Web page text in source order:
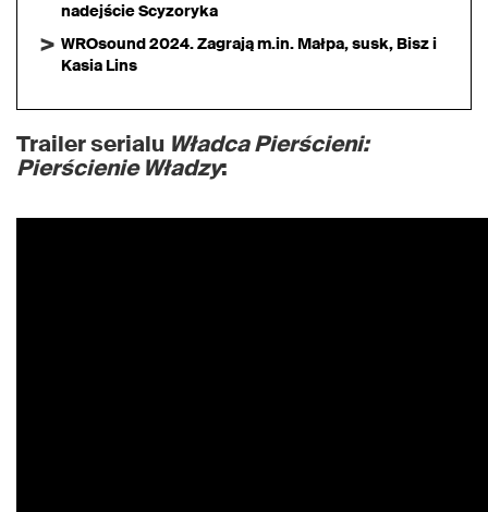
nadejście Scyzoryka
WROsound 2024. Zagrają m.in. Małpa, susk, Bisz i
Kasia Lins
Trailer serialu Władca Pierścieni:
Pierścienie Władzy: